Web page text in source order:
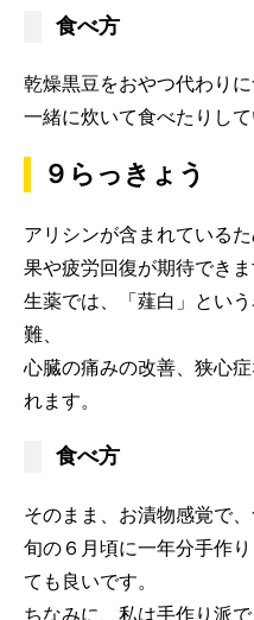
食べ方
乾燥黒豆をおやつ代わり
一緒に炊いて食べたりして
９らっきょう
アリシンが含まれている
果や疲労回復が期待できま
生薬では、「薤白」とい
難、
心臓の痛みの改善、狭心
れます。
食べ方
そのまま、お漬物感覚で、
旬の６月頃に一年分手作
ても良いです。
ちなみに、私は手作り派